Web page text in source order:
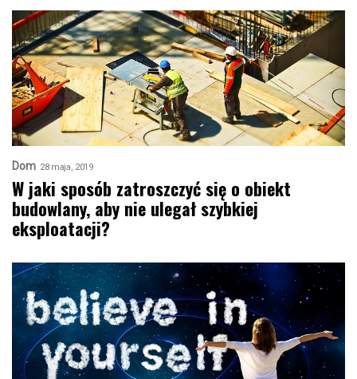
Dom 28 maja, 2019
W jaki sposób zatroszczyć się o obiekt
budowlany, aby nie ulegał szybkiej
eksploatacji?